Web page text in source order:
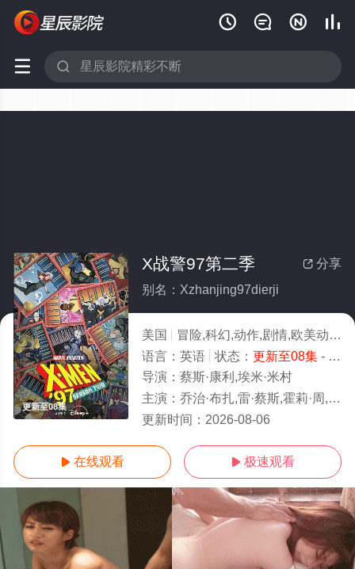
   
 
更新至08集
 分享
X战警97第二季
别名：Xzhanjing97dierji
美国 冒险,科幻,动作,剧情,欧美动漫
语言： 英语 状态： 更新至08集- 免费在线观看
导演： 蔡斯·康利,埃米·米村
主演： 乔治·布扎,雷·蔡斯,霍莉·周,卡尔·J·杜德,詹妮弗·黑尔,JP·卡利亚赫,罗斯·马昆德,艾莉森·西莉-史密斯,马修·沃
更新时间： 2026-08-06
 在线观看  极速观看